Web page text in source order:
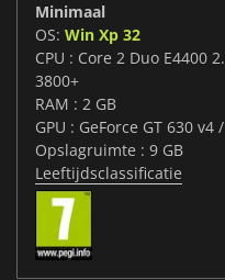
Minimaal
OS: Win Xp 32
CPU : Core 2 Duo E4400
3800+
RAM : 2 GB
GPU : GeForce GT 630
Opslagruimte : 9 GB
Leeftijdsclassificatie